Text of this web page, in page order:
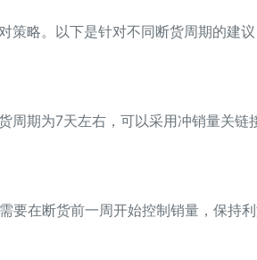
策略。以下是针对不同断货周期的建议
期为7天左右，可以采用冲销量关链
要在断货前一周开始控制销量，保持